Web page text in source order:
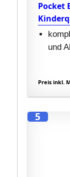
Pocket
und
Preis inkl.
5